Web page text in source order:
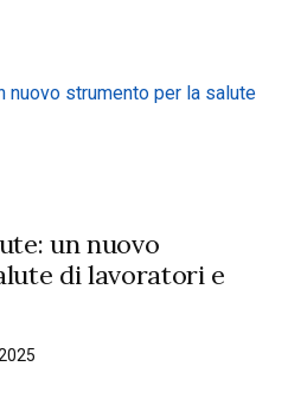
un nuovo
di lavoratori e